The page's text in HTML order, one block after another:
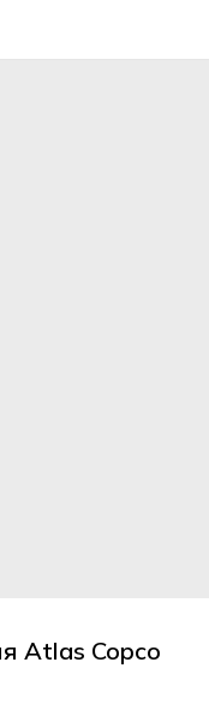
Atlas Copco